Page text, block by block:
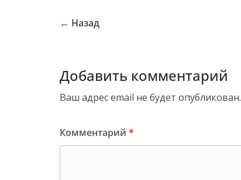
← Назад
Добавить комментарий
Ваш адрес email не будет опубликован.
Комментарий *